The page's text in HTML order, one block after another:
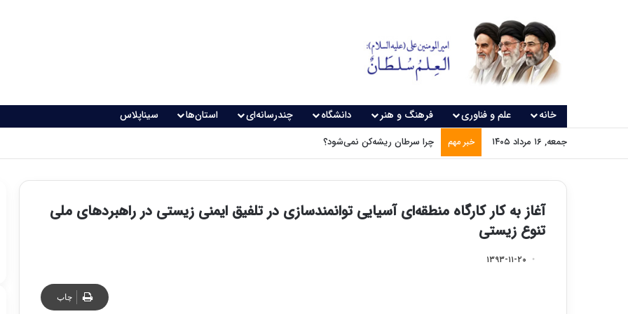
خانه علم و فناوری فرهنگ و هنر دانشگاه چندرسانه‌ای استان‌ها سیناپلاس
جمعه, ۱۶ مرداد ۱۴۰۵ خبر مهم چرا سرطان ریشه‌کن نمی‌شود؟
آغاز به کار کارگاه منطقه‌ای آسیایی توانمندسازی در تلفیق ایمنی زیستی در راهبردهای ملی
تنوع زیستی
۱۳۹۳-۱۱-۲۰
چاپ